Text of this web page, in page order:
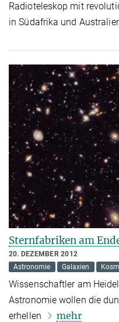
Radioteleskop mit
in Südafrika und
Sternfabriken am
20. DEZEMBER 2012
Astronomie
Galaxien
Wissenschaftler am
Astronomie wollen die
erhellen
mehr